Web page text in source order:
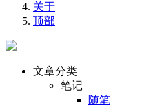
关于
顶部
文章分类
笔记
随笔